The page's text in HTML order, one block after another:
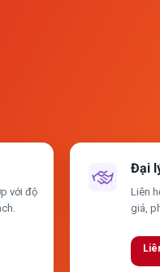
với độ
Đại
Liên
giá,